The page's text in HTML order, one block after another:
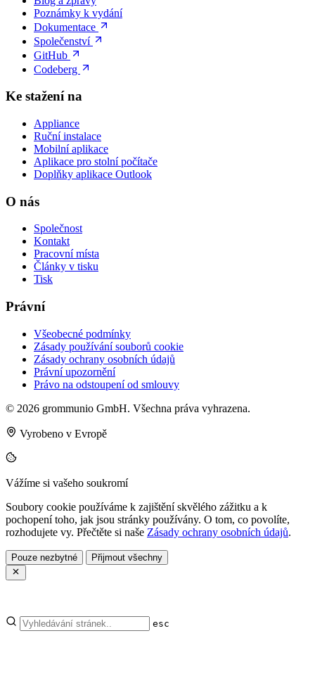
Poznámky k vydání
Dokumentace
Společenství
GitHub
Codeberg
Ke stažení na
Appliance
Ruční instalace
Mobilní aplikace
Aplikace pro stolní počítače
Doplňky aplikace Outlook
O nás
Společnost
Kontakt
Pracovní místa
Články v tisku
Tisk
Právní
Všeobecné podmínky
Zásady používání souborů cookie
Zásady ochrany osobních údajů
Právní upozornění
Právo na odstoupení od smlouvy
© 2026 grommunio GmbH. Všechna práva vyhrazena.
Vyrobeno v Evropě
Vážíme si vašeho soukromí
Soubory cookie používáme k zajištění skvělého zážitku a k
pochopení toho, jak jsou stránky používány. O tom, co povolíte,
rozhodujete vy. Přečtěte si naše Zásady ochrany osobních údajů.
Pouze nezbytné Přijmout všechny
esc